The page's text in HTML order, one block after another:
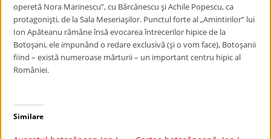
operetă Nora Marinescu”, cu Bărcănescu şi Achile Popescu, ca
protagonişti, de la Sala Meseriaşilor. Punctul forte al „Amintirilor” lui
Ion Apăteanu rămâne însă evocarea întrecerilor hipice de la
Botoşani, ele impunând o redare exclusivă (şi o vom face), Botoşanii
fiind – există numeroase mărturii – un important centru hipic al
României.
Similare